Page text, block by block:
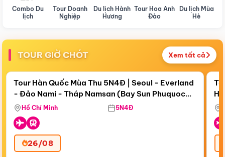
Combo Du
lịch
Tour Doanh
Nghiệp
Du lịch Hành
Hương
Tour Hoa Anh
Đào
Du lịch Mùa
Hè
TOUR GIỜ CHÓT Xem tất cả
Còn18 ngày 16:48:51
Bay Sun Phuquoc Airways
Điểm nổi bật
Tour Hàn Quốc Mùa Thu 5N4Đ | Seoul - Everland
- Đảo Nami - Tháp Namsan (Bay Sun Phuquoc
Airways)
Hồ Chí Minh 5N4Đ
26/08